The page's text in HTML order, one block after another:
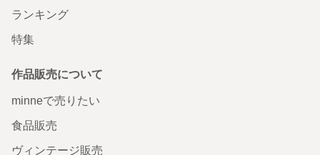
ランキング
特集
作品販売について
minneで売りたい
食品販売
ヴィンテージ販売